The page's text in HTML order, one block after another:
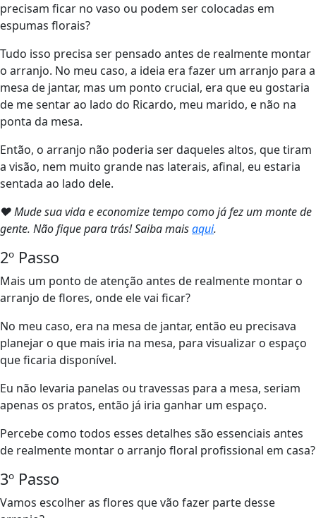
precisam ficar no vaso ou podem ser colocadas em
espumas florais?
Tudo isso precisa ser pensado antes de realmente montar
o arranjo. No meu caso, a ideia era fazer um arranjo para a
mesa de jantar, mas um ponto crucial, era que eu gostaria
de me sentar ao lado do Ricardo, meu marido, e não na
ponta da mesa.
Então, o arranjo não poderia ser daqueles altos, que tiram
a visão, nem muito grande nas laterais, afinal, eu estaria
sentada ao lado dele.
❤ Mude sua vida e economize tempo como já fez um monte de
gente. Não fique para trás! Saiba maisaqui.
2º Passo
Mais um ponto de atenção antes de realmente montar o
arranjo de flores, onde ele vai ficar?
No meu caso, era na mesa de jantar, então eu precisava
planejar o que mais iria na mesa, para visualizar o espaço
que ficaria disponível.
Eu não levaria panelas ou travessas para a mesa, seriam
apenas os pratos, então já iria ganhar um espaço.
Percebe como todos esses detalhes são essenciais antes
de realmente montar o arranjo floral profissional em casa?
3º Passo
Vamos escolher as flores que vão fazer parte desse